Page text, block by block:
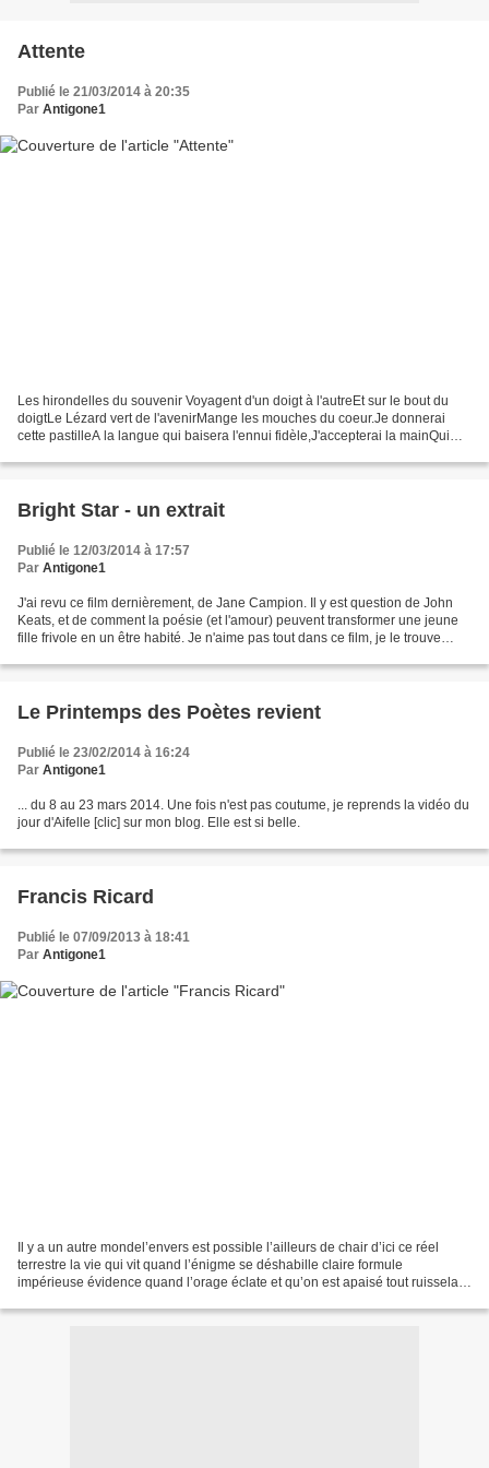
Attente
Publié le 21/03/2014 à 20:35
Par Antigone1
Les hirondelles du souvenir Voyagent d'un doigt à l'autreEt sur le bout du
doigtLe Lézard vert de l'avenirMange les mouches du coeur.Je donnerai
cette pastilleA la langue qui baisera l'ennui fidèle,J'accepterai la mainQui
Bright Star - un extrait
Publié le 12/03/2014 à 17:57
Par Antigone1
J'ai revu ce film dernièrement, de Jane Campion. Il y est question de John
Keats, et de comment la poésie (et l'amour) peuvent transformer une jeune
fille frivole en un être habité. Je n'aime pas tout dans ce film, je le trouve
Le Printemps des Poètes revient
Publié le 23/02/2014 à 16:24
Par Antigone1
... du 8 au 23 mars 2014. Une fois n'est pas coutume, je reprends la vidéo du
jour d'Aifelle [clic] sur mon blog. Elle est si belle.
Francis Ricard
Publié le 07/09/2013 à 18:41
Par Antigone1
Il y a un autre mondel’envers est possible l’ailleurs de chair d’ici ce réel
terrestre la vie qui vit quand l’énigme se déshabille claire formule
impérieuse évidence quand l’orage éclate et qu’on est apaisé tout ruisselant